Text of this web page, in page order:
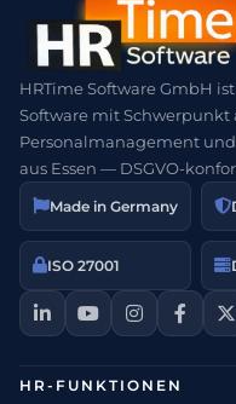
HRTime Software GmbH
Software mit Schwerpunkt
Personalmanagement
aus Essen — DSGVO-
Made in Germany
ISO 27001
HR-FUNKTIONEN